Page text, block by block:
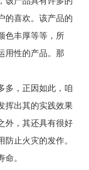
的喜欢。该产品的
色丰厚等等，所
用性的产品。那
多，正因如此，咱
挥出其的实践效果
外，其还具有很好
止火灾的发作。
。